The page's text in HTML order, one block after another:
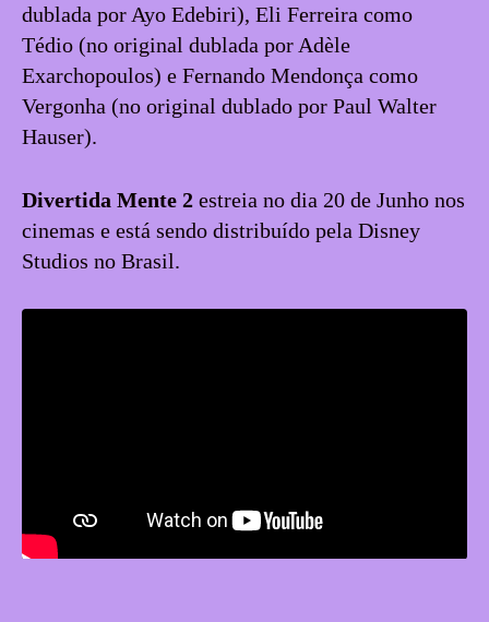
dublada por Ayo Edebiri), Eli Ferreira como
Tédio (no original dublada por Adèle
Exarchopoulos) e Fernando Mendonça como
Vergonha (no original dublado por Paul Walter
Hauser).
Divertida Mente 2 estreia no dia 20 de Junho nos
cinemas e está sendo distribuído pela Disney
Studios no Brasil.